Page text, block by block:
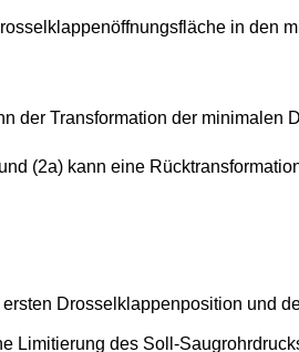
in den
der Transformation der
(2a) kann eine
Drosselklappenposition und
Limitierung des Soll-